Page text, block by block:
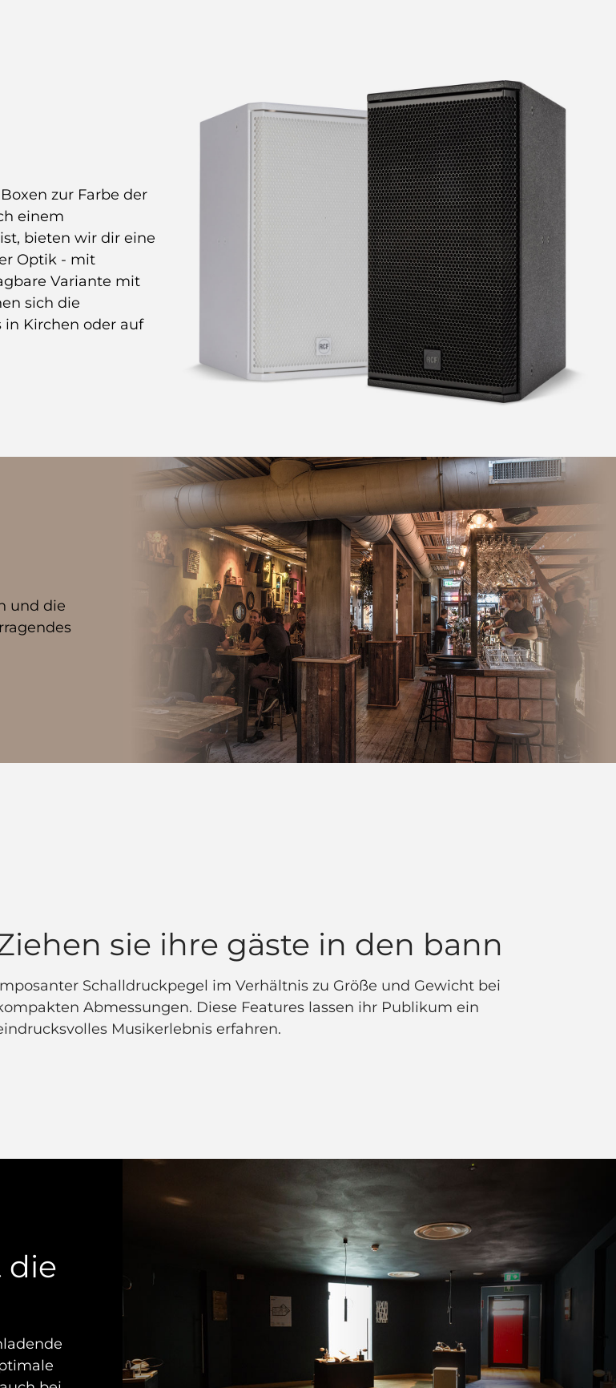
zur Farbe der
einem
bieten wir dir eine
Optik - mit
Variante mit
sich die
Kirchen oder auf
und die
sie ihre gäste in den bann
Schalldruckpegel im Verhältnis zu Größe und Gewicht bei
Abmessungen. Diese Features lassen ihr Publikum ein
Musikerlebnis erfahren.
die